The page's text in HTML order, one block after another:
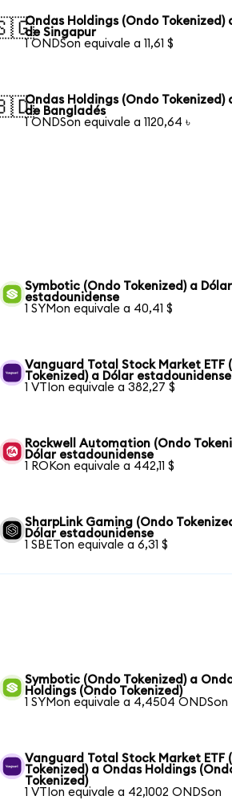
Ondas Holdings (Ondo Tokenized)
de Singapur
1 ONDSon equivale a 11,61 $
Ondas Holdings (Ondo Tokenized)
de Bangladés
1 ONDSon equivale a 1120,64 ৳
Symbotic (Ondo Tokenized) a Dólar
estadounidense
1 SYMon equivale a 40,41 $
Vanguard Total Stock Market ETF
Tokenized) a Dólar estadounidense
1 VTIon equivale a 382,27 $
Rockwell Automation (Ondo
Dólar estadounidense
1 ROKon equivale a 442,11 $
SharpLink Gaming (Ondo
Dólar estadounidense
1 SBETon equivale a 6,31 $
Symbotic (Ondo Tokenized) a
Holdings (Ondo Tokenized)
1 SYMon equivale a 4,4504 ONDSon
Vanguard Total Stock Market ETF
Tokenized) a Ondas Holdings
Tokenized)
1 VTIon equivale a 42,1002 ONDSon